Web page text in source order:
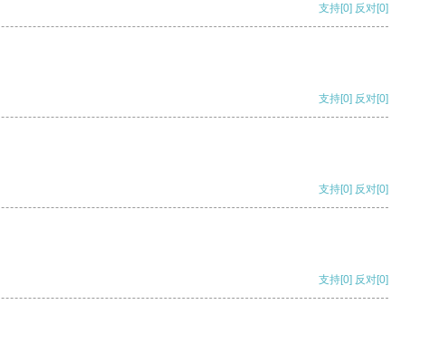
支持[0] 反对[0]
支持[0] 反对[0]
支持[0] 反对[0]
支持[0] 反对[0]